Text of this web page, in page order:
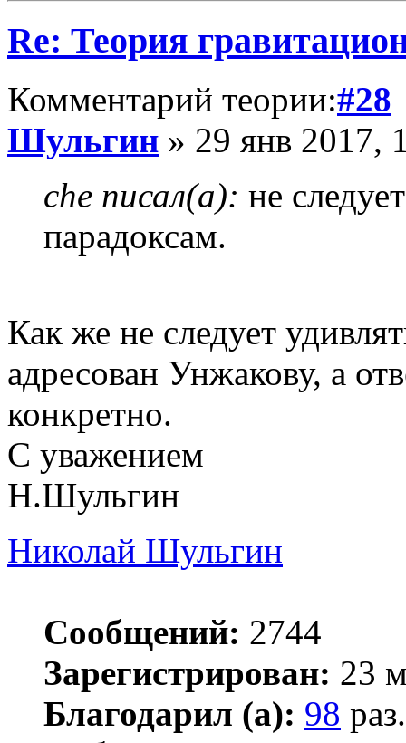
Re: Теория
Комментарий теории:#28
Шульгин » 29 янв 2017,
che писал(а): не
парадоксам.
Как же не следует
адресован Унжакову, а
конкретно.
С уважением
Н.Шульгин
Николай Шульгин
Сообщений: 2744
Зарегистрирован: 23
Благодарил (а): 98 раз.